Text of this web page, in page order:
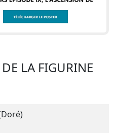
LA FIGURINE